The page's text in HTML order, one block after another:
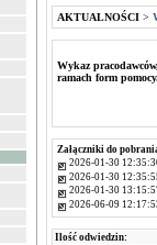
AKTUALNOŚCI >
Wykaz
ramach form
Załączniki do
2026-01-30
2026-01-30
2026-01-30
2026-06-09
Ilość odwiedzin: